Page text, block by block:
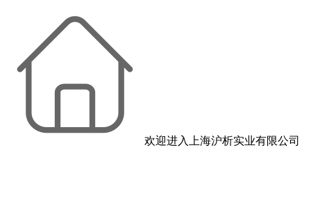
欢迎进入上海沪析实业有限公司